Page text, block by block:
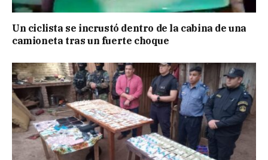
Un ciclista se incrustó dentro de la cabina de una
camioneta tras un fuerte choque